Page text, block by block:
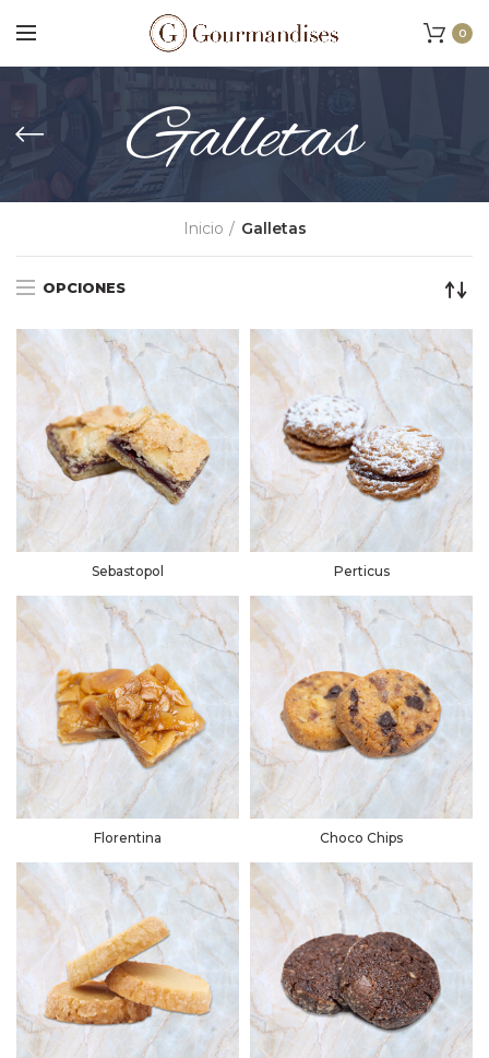
0
Galletas
Inicio Galletas
OPCIONES
Sebastopol Perticus
Florentina Choco Chips